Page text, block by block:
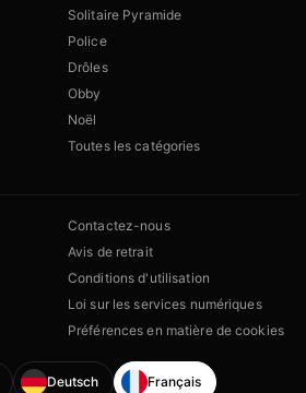
Solitaire Pyramide
Police
Drôles
Obby
Noël
Toutes les catégories
Contactez-nous
Avis de retrait
Conditions d'utilisation
Loi sur les services numériques
Préférences en matière de cookies
Deutsch Français